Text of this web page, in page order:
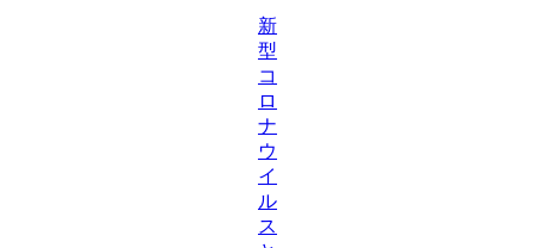
新
型
コ
ロ
ナ
ウ
イ
ル
ス